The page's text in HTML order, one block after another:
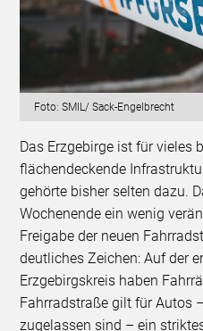
Foto: SMIL/ Sack-Engelbrecht
Das Erzgebirge ist für vieles
flächendeckende
gehörte bisher selten dazu.
Wochenende ein wenig
Freigabe der neuen
deutliches Zeichen: Auf der
Erzgebirgskreis haben
Fahrradstraße gilt für Autos
zugelassen sind – ein